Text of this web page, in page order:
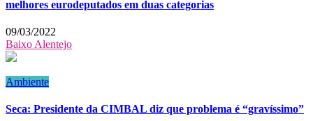
melhores eurodeputados em duas categorias
09/03/2022
Baixo Alentejo
Ambiente
Seca: Presidente da CIMBAL diz que problema é “gravíssimo”